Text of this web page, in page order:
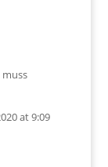
at 9:09